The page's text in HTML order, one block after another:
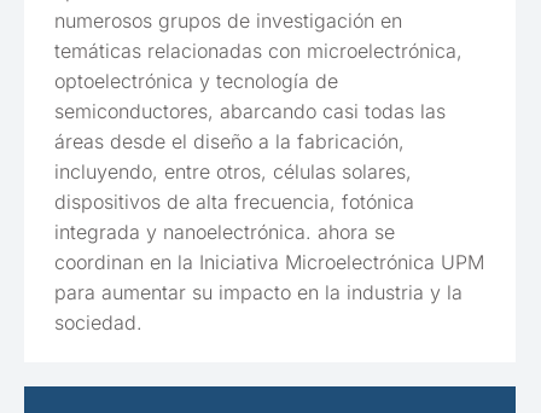
numerosos grupos de investigación en
temáticas relacionadas con microelectrónica,
optoelectrónica y tecnología de
semiconductores, abarcando casi todas las
áreas desde el diseño a la fabricación,
incluyendo, entre otros, células solares,
dispositivos de alta frecuencia, fotónica
integrada y nanoelectrónica. ahora se
coordinan en la Iniciativa Microelectrónica UPM
para aumentar su impacto en la industria y la
sociedad.